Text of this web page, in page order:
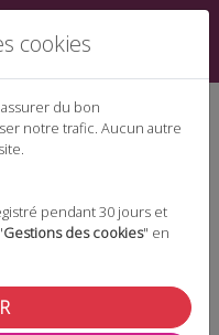
cookies
du bon
notre trafic. Aucun autre
pendant 30 jours et
Gestions des cookies" en